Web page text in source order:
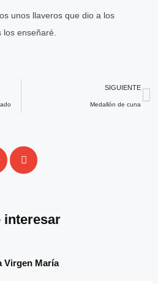
unos llaveros que dio a los
enseñaré.
SIGUIENTE
Medallón de cuna
interesar
Virgen María